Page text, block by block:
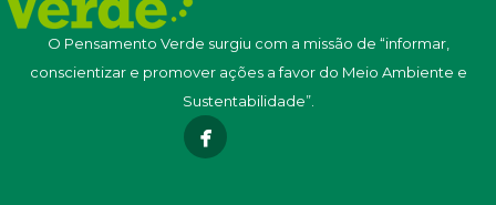
O Pensamento Verde surgiu com a missão de “informar,
conscientizar e promover ações a favor do Meio Ambiente e
Sustentabilidade”.